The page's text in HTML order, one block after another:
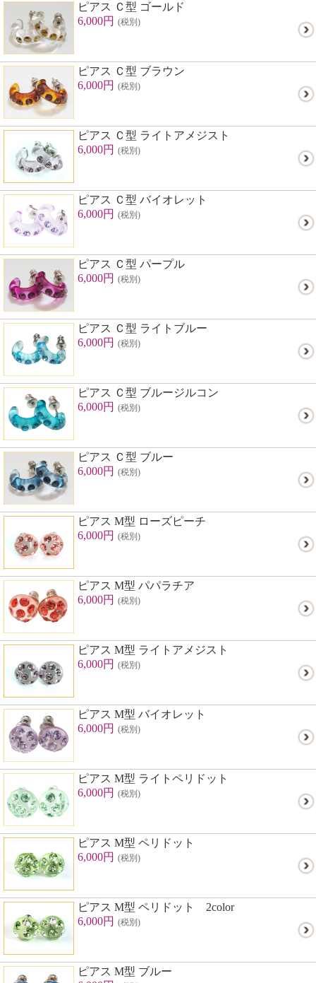
ピアス Ｃ型 ゴールド
6,000円 (税別)
ピアス Ｃ型 ブラウン
6,000円 (税別)
ピアス Ｃ型 ライトアメジスト
6,000円 (税別)
ピアス Ｃ型 バイオレット
6,000円 (税別)
ピアス Ｃ型 パープル
6,000円 (税別)
ピアス Ｃ型 ライトブルー
6,000円 (税別)
ピアス Ｃ型 ブルージルコン
6,000円 (税別)
ピアス Ｃ型 ブルー
6,000円 (税別)
ピアス M型 ローズピーチ
6,000円 (税別)
ピアス M型 パパラチア
6,000円 (税別)
ピアス M型 ライトアメジスト
6,000円 (税別)
ピアス M型 バイオレット
6,000円 (税別)
ピアス M型 ライトペリドット
6,000円 (税別)
ピアス M型 ペリドット
6,000円 (税別)
ピアス M型 ペリドット 2color
6,000円 (税別)
ピアス M型 ブルー